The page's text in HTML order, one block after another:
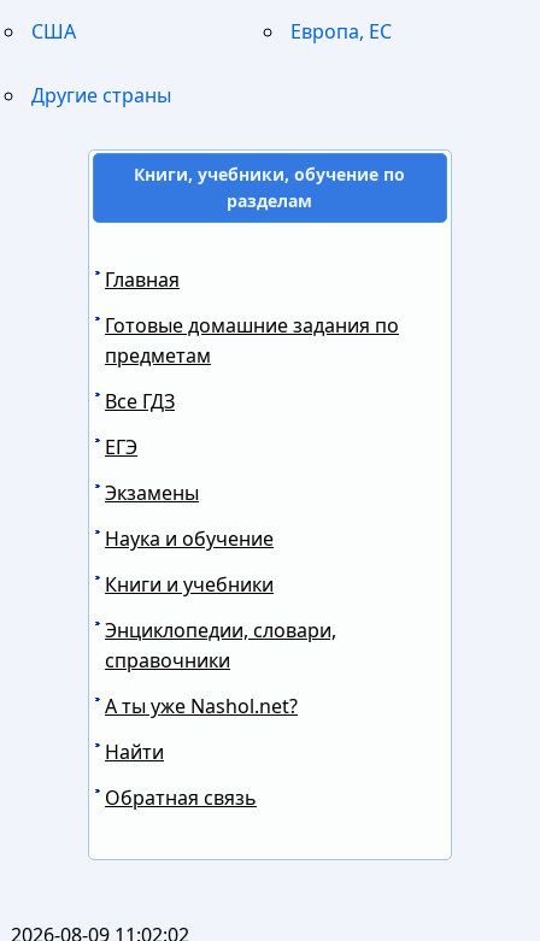
США Европа, ЕС
Другие страны
Книги, учебники, обучение по
разделам
Главная
Готовые домашние задания по
предметам
Все ГДЗ
ЕГЭ
Экзамены
Наука и обучение
Книги и учебники
Энциклопедии, словари,
справочники
А ты уже Nashol.net?
Найти
Обратная связь
2026-08-09 11:02:02